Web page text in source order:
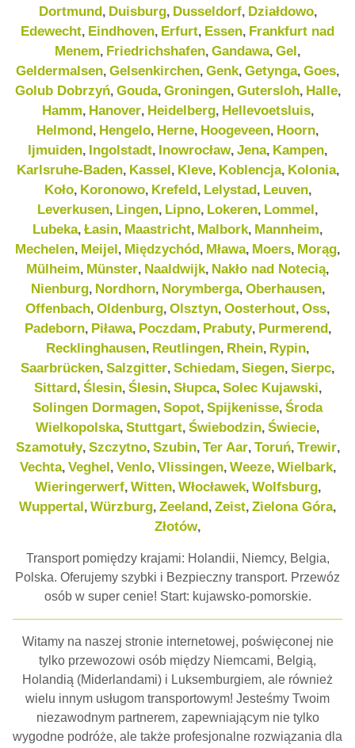
Dortmund, Duisburg, Dusseldorf, Działdowo,
Edewecht, Eindhoven, Erfurt, Essen, Frankfurt nad
Menem, Friedrichshafen, Gandawa, Gel,
Geldermalsen, Gelsenkirchen, Genk, Getynga, Goes,
Golub Dobrzyń, Gouda, Groningen, Gutersloh, Halle,
Hamm, Hanover, Heidelberg, Hellevoetsluis,
Helmond, Hengelo, Herne, Hoogeveen, Hoorn,
Ijmuiden, Ingolstadt, Inowrocław, Jena, Kampen,
Karlsruhe-Baden, Kassel, Kleve, Koblencja, Kolonia,
Koło, Koronowo, Krefeld, Lelystad, Leuven,
Leverkusen, Lingen, Lipno, Lokeren, Lommel,
Lubeka, Łasin, Maastricht, Malbork, Mannheim,
Mechelen, Meijel, Międzychód, Mława, Moers, Morąg,
Mülheim, Münster, Naaldwijk, Nakło nad Notecią,
Nienburg, Nordhorn, Norymberga, Oberhausen,
Offenbach, Oldenburg, Olsztyn, Oosterhout, Oss,
Padeborn, Piława, Poczdam, Prabuty, Purmerend,
Recklinghausen, Reutlingen, Rhein, Rypin,
Saarbrücken, Salzgitter, Schiedam, Siegen, Sierpc,
Sittard, Ślesin, Ślesin, Słupca, Solec Kujawski,
Solingen Dormagen, Sopot, Spijkenisse, Środa
Wielkopolska, Stuttgart, Świebodzin, Świecie,
Szamotuły, Szczytno, Szubin, Ter Aar, Toruń, Trewir,
Vechta, Veghel, Venlo, Vlissingen, Weeze, Wielbark,
Wieringerwerf, Witten, Włocławek, Wolfsburg,
Wuppertal, Würzburg, Zeeland, Zeist, Zielona Góra,
Złotów,
Transport pomiędzy krajami: Holandii, Niemcy, Belgia,
Polska. Oferujemy szybki i Bezpieczny transport. Przewóz
osób w super cenie! Start: kujawsko-pomorskie.
Witamy na naszej stronie internetowej, poświęconej nie
tylko przewozowi osób między Niemcami, Belgią,
Holandią (Miderlandami) i Luksemburgiem, ale również
wielu innym usługom transportowym! Jesteśmy Twoim
niezawodnym partnerem, zapewniającym nie tylko
wygodne podróże, ale także profesjonalne rozwiązania dla